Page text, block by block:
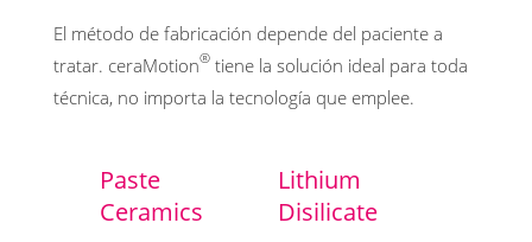
El método de fabricación depende del paciente a
tratar. ceraMotion® tiene la solución ideal para toda
técnica, no importa la tecnología que emplee.
Paste
Ceramics
Lithium
Disilicate